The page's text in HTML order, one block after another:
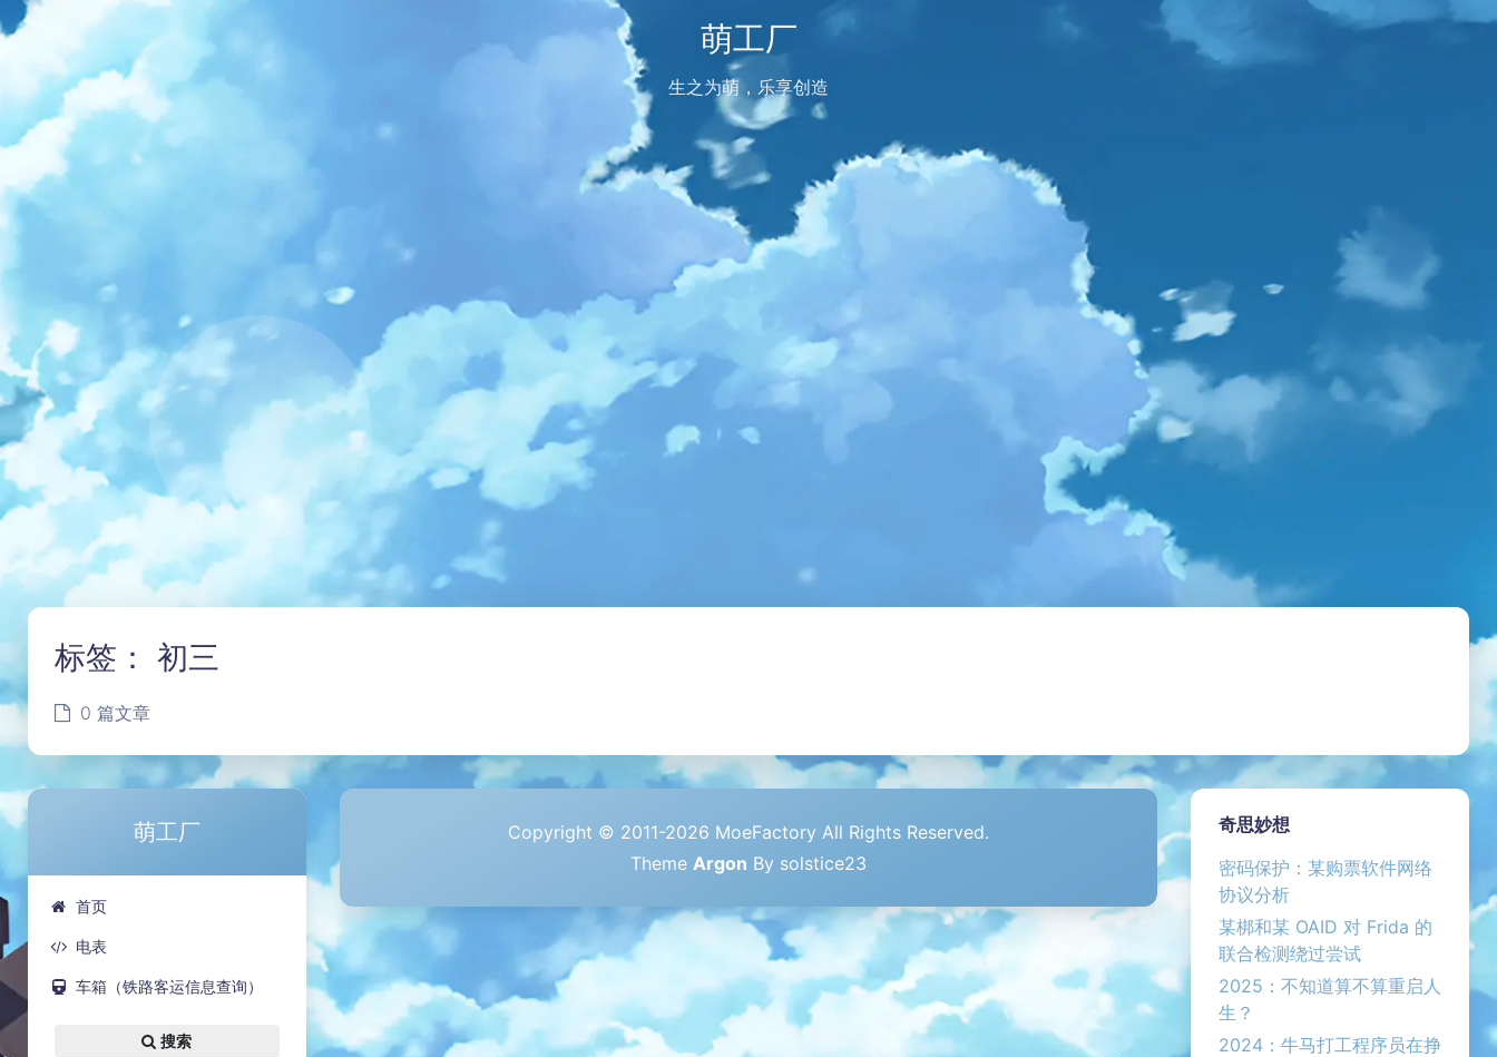
萌工厂
生之为萌，乐享创造
标签： 初三
0 篇文章
萌工厂
首页
电表
车箱（铁路客运信息查询）
搜索
奇思妙想
密码保护：某购票软件网络
协议分析
某梆和某 OAID 对 Frida 的
联合检测绕过尝试
2025：不知道算不算重启人
生？
2024：牛马打工程序员在挣
Copyright © 2011-2026 MoeFactory All Rights Reserved.
Theme Argon By solstice23